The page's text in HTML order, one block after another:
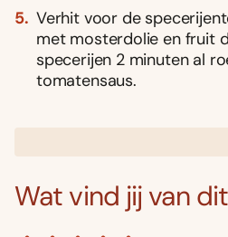
Verhit voor de
met mosterdolie en fruit
specerijen 2 minuten al
tomatensaus.
Wat vind jij van